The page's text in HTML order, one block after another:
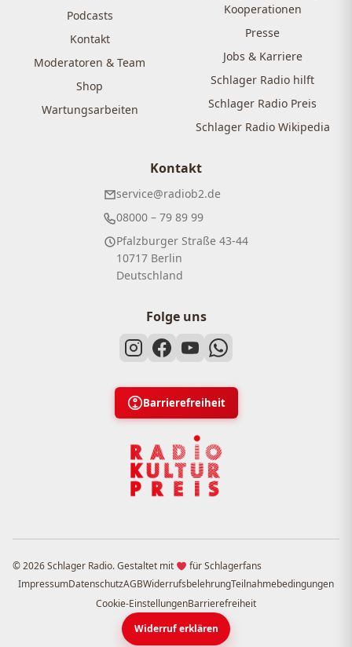
Podcasts
Kontakt
Moderatoren & Team
Shop
Wartungsarbeiten
Kooperationen
Presse
Jobs & Karriere
Schlager Radio hilft
Schlager Radio Preis
Schlager Radio Wikipedia
Kontakt
service@radiob2.de
08000 – 79 89 99
Pfalzburger Straße 43-44
10717 Berlin
Deutschland
Folge uns
Barrierefreiheit
© 2026 Schlager Radio. Gestaltet mit
für Schlagerfans
ImpressumDatenschutzAGBWiderrufsbelehrungTeilnahmebedingungen
Cookie-EinstellungenBarrierefreiheit
Widerruf erklären